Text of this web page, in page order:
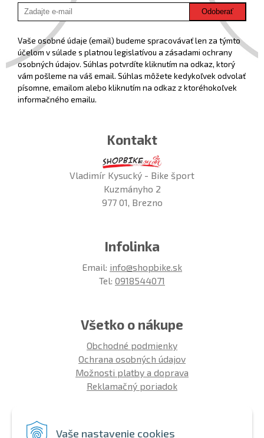
Vaše nastavenie cookies
Odoberať
Vaše osobné údaje (email) budeme spracovávať len za týmto
účelom v súlade s platnou legislatívou a zásadami ochrany
osobných údajov. Súhlas potvrdíte kliknutím na odkaz, ktorý
vám pošleme na váš email. Súhlas môžete kedykoľvek odvolať
písomne, emailom alebo kliknutím na odkaz z ktoréhokoľvek
informačného emailu.
Kontakt
Vladimír Kysucký - Bike šport
Kuzmányho 2
977 01, Brezno
Infolinka
Email: info@shopbike.sk
Tel: 0918544071
Všetko o nákupe
Obchodné podmienky
Ochrana osobných údajov
Možnosti platby a doprava
Reklamačný poriadok